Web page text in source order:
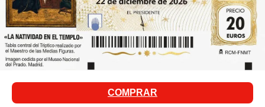
COMPRAR